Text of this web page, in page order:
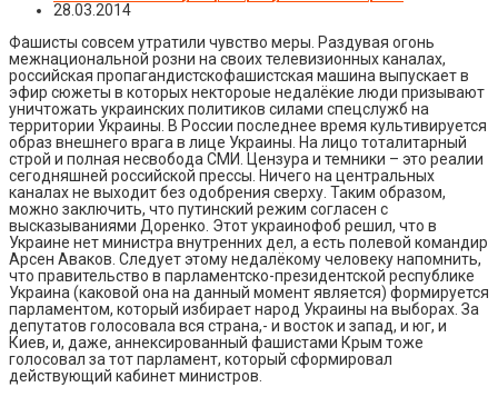
28.03.2014
Фашисты совсем утратили чувство меры. Раздувая огонь
межнациональной розни на своих телевизионных каналах,
российская пропагандистскофашистская машина выпускает в
эфир сюжеты в которых нектороые недалёкие люди призывают
уничтожать украинских политиков силами спецслужб на
территории Украины. В России последнее время культивируется
образ внешнего врага в лице Украины. На лицо тоталитарный
строй и полная несвобода СМИ. Цензура и темники – это реалии
сегодняшней российской прессы. Ничего на центральных
каналах не выходит без одобрения сверху. Таким образом,
можно заключить, что путинский режим согласен с
высказываниями Доренко. Этот украинофоб решил, что в
Украине нет министра внутренних дел, а есть полевой командир
Арсен Аваков. Следует этому недалёкому человеку напомнить,
что правительство в парламентско-президентской республике
Украина (каковой она на данный момент является) формируется
парламентом, который избирает народ Украины на выборах. За
депутатов голосовала вся страна,- и восток и запад, и юг, и
Киев, и, даже, аннексированный фашистами Крым тоже
голосовал за тот парламент, который сформировал
действующий кабинет министров.